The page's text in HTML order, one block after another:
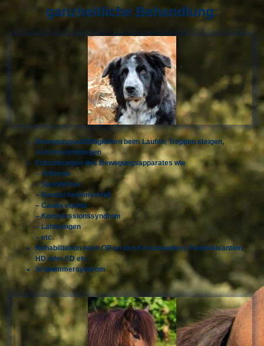
ganzheitliche Behandlung:
Bewegungsauffälligkeiten beim Laufen, Treppen steigen,
Aufstehen/Hinlegen
Erkrankungen des Bewegungsapparates wie
– Arthrose
– Spondylose
– Bandscheibenvorfall
– Cauda equina
– Kompressionssyndrom
– Lähmungen
– etc.
Rehabilitation nach OP an den Kreuzbändern, Patellaluxantion,
HD oder ED etc.
Schwimmersyndrom